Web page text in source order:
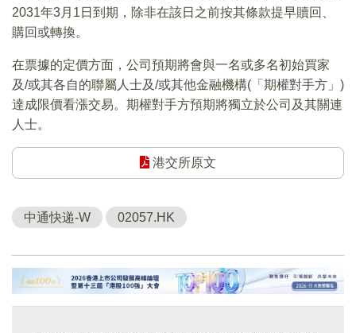
2031年3月1日到期，除非在該日之前按其條款提早贖回、
購回或轉換。
在票據的定價方面，公司預期將會與一名或多名初始買家
及/或其各自的聯屬人士及/或其他金融機構(「期權對手方」)
達成限價看漲交易。期權對手方預期將獨立於公司及其關連
人士。
港交所原文
中通快递-W 02057.HK